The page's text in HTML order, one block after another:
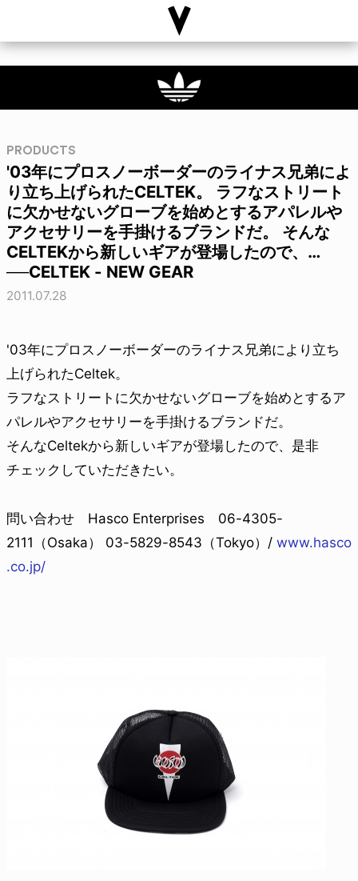
PRODUCTS
'03年にプロスノーボーダーのライナス兄弟によ
り立ち上げられたCELTEK。 ラフなストリート
に欠かせないグローブを始めとするアパレルや
アクセサリーを手掛けるブランドだ。 そんな
CELTEKから新しいギアが登場したので、…
──CELTEK - NEW GEAR
2011.07.28
'03年にプロスノーボーダーのライナス兄弟により立ち
上げられたCeltek。
ラフなストリートに欠かせないグローブを始めとするア
パレルやアクセサリーを手掛けるブランドだ。
そんなCeltekから新しいギアが登場したので、是非
チェックしていただきたい。
問い合わせ Hasco Enterprises 06-4305-
2111（Osaka） 03-5829-8543（Tokyo）/ www.hasco
.co.jp/